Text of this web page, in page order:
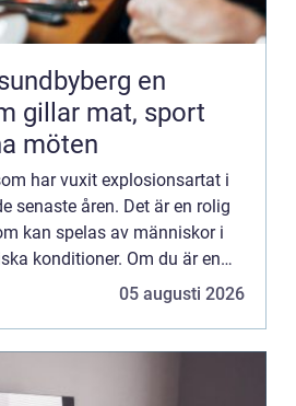
en
gillar mat, sport
möten
har vuxit explosionsartat i
senaste åren. Det är en rolig
kan spelas av människor i
konditioner. Om du är en
05 augusti 2026